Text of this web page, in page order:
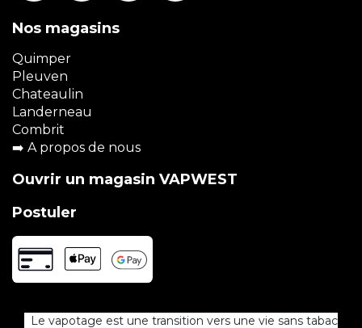
Nos magasins
Quimper
Pleuven
Chateaulin
Landerneau
Combrit
➡️ A propos de nous
Ouvrir un magasin VAPWEST
Postuler
Le vapotage est une transition vers une vie sans tabac